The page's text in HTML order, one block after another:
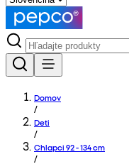
Domov
/
Deti
/
Chlapci 92 - 134 cm
/